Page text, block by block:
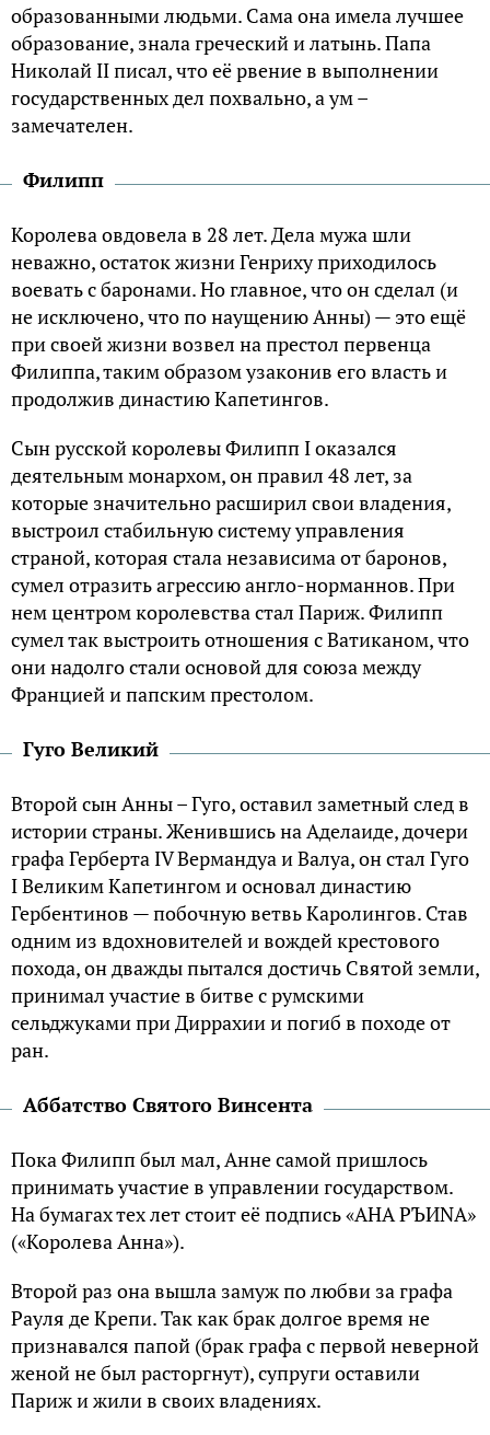
образованными людьми. Сама она имела лучшее
образование, знала греческий и латынь. Папа
Николай II писал, что её рвение в выполнении
государственных дел похвально, а ум –
замечателен.
Филипп
Королева овдовела в 28 лет. Дела мужа шли
неважно, остаток жизни Генриху приходилось
воевать с баронами. Но главное, что он сделал (и
не исключено, что по наущению Анны) — это ещё
при своей жизни возвел на престол первенца
Филиппа, таким образом узаконив его власть и
продолжив династию Капетингов.
Сын русской королевы Филипп I оказался
деятельным монархом, он правил 48 лет, за
которые значительно расширил свои владения,
выстроил стабильную систему управления
страной, которая стала независима от баронов,
сумел отразить агрессию англо-норманнов. При
нем центром королевства стал Париж. Филипп
сумел так выстроить отношения с Ватиканом, что
они надолго стали основой для союза между
Францией и папским престолом.
Гуго Великий
Второй сын Анны – Гуго, оставил заметный след в
истории страны. Женившись на Аделаиде, дочери
графа Герберта IV Вермандуа и Валуа, он стал Гуго
I Великим Капетингом и основал династию
Гербентинов — побочную ветвь Каролингов. Став
одним из вдохновителей и вождей крестового
похода, он дважды пытался достичь Святой земли,
принимал участие в битве с румскими
сельджуками при Диррахии и погиб в походе от
ран.
Аббатство Святого Винсента
Пока Филипп был мал, Анне самой пришлось
принимать участие в управлении государством.
На бумагах тех лет стоит её подпись «АНА РЪИNА»
(«Королева Анна»).
Второй раз она вышла замуж по любви за графа
Рауля де Крепи. Так как брак долгое время не
признавался папой (брак графа с первой неверной
женой не был расторгнут), супруги оставили
Париж и жили в своих владениях.